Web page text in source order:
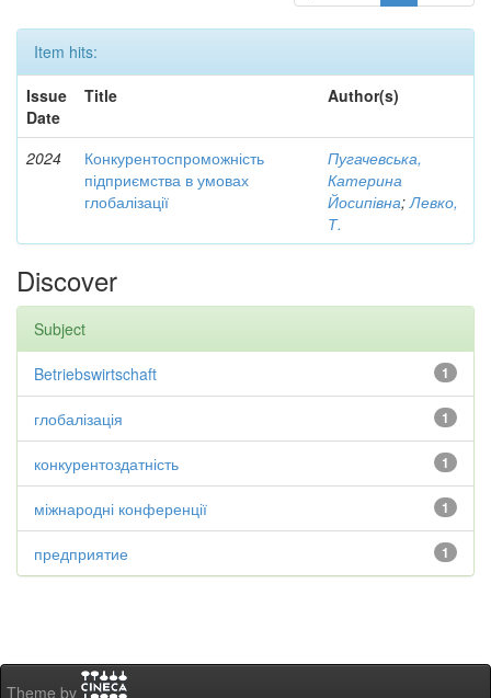
Item hits:
Issue
Date
Title Author(s)
2024
Конкурентоспроможність
підприємства в умовах
глобалізації
Пугачевська,
Катерина
Йосипівна;Левко,
Т.
Discover
Subject
1
Betriebswirtschaft
1
глобалізація
1
конкурентоздатність
1
міжнародні конференції
1
предприятие
Theme by